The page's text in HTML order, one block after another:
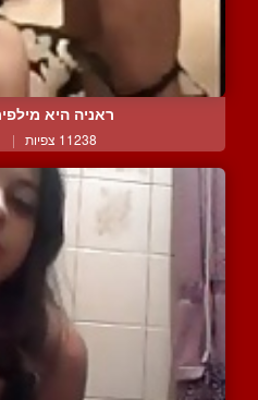
ראניה היא
11238 צפיות |